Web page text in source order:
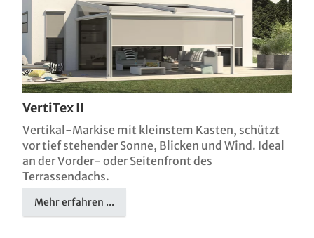
VertiTex II
Vertikal-Markise mit kleinstem Kasten, schützt
vor tief stehender Sonne, Blicken und Wind. Ideal
an der Vorder- oder Seitenfront des
Terrassendachs.
Mehr erfahren ...